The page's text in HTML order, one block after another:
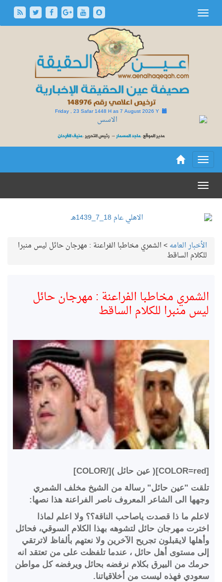
Friday , 23 Safar 1448 H as7 August 2026 Y
الأخبار العامه>الشمري مخاطبا الفراعنة : مهرجان حائل ليس منبرا
للكلام الساقط
الشمري مخاطبا الفراعنة : مهرجان حائل
ليس منبرا للكلام الساقط
[COLOR=red]( عين حائل )[/COLOR]
تلقت "عين حائل" رسالة من الشيخ مخلف الشمري
وجهها الى الشاعر المعروف ناصر الفراعنة هذا نصها:
لاعلم ما ذا قصدت ياصاحب الناقة؟؟ ولا اعلم لماذا
اخترت مهرجان حائل لتشوهه بهذا الكلام السوقي، فحائل
وأهلها لايقبلون تجريح الآخرين ولا نعتهم بألفاظ لاترتقي
إلى مستوى أهل حائل ، عندما تلفظت على من تعتقد انه
حرمك من البيرق بكلام نرفضه بحائل ويرفضه كل مواطن
سعودي فهذه ليست من أخلاقياتنا.